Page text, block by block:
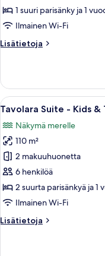
Kids
&
Stay
1 suuri parisänky ja 1
Ilmainen Wi-Fi
Lisätietoja
Lisätietoja
-
Kids
&
Stay
Free
Avaa
kaikki
huonetyypin
Tavolara
Suite
-
Kids
&
Stay
11
Tavolara Suite - Kids &
Näkymä merelle
110 m²
2 makuuhuonetta
6 henkilöä
2 suurta parisänkyä ja 1
Ilmainen Wi-Fi
Lisätietoja
Lisätietoja